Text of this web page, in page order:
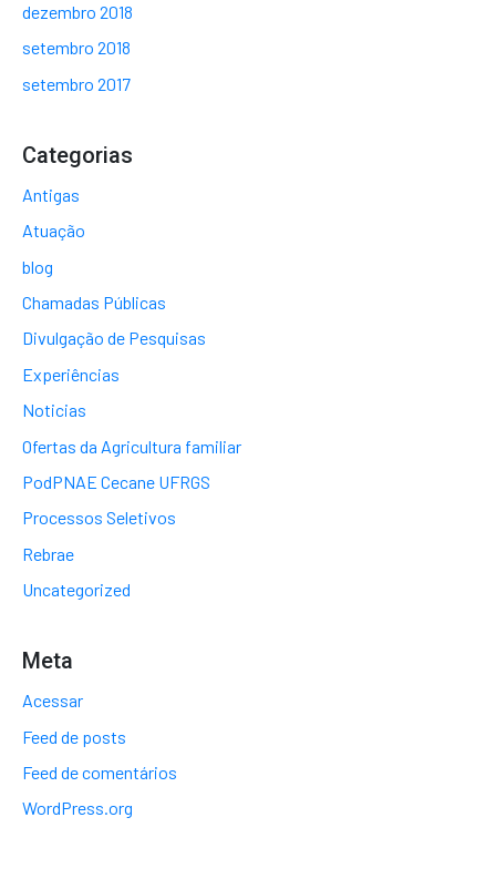
dezembro 2018
setembro 2018
setembro 2017
Categorias
Antigas
Atuação
blog
Chamadas Públicas
Divulgação de Pesquisas
Experiências
Noticias
Ofertas da Agricultura familiar
PodPNAE Cecane UFRGS
Processos Seletivos
Rebrae
Uncategorized
Meta
Acessar
Feed de posts
Feed de comentários
WordPress.org